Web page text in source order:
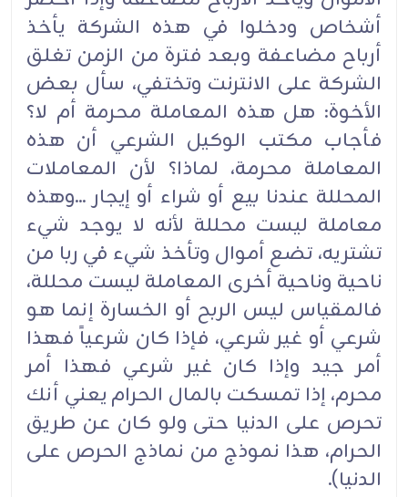
أشخاص ودخلوا في هذه الشركة يأخذ
أرباح مضاعفة وبعد فترة من الزمن تغلق
الشركة على الانترنت وتختفي، سأل بعض
الأخوة: هل هذه المعاملة محرمة أم لا؟
فأجاب مكتب الوكيل الشرعي أن هذه
المعاملة محرمة، لماذا؟ لأن المعاملات
المحللة عندنا بيع أو شراء أو إيجار ...وهذه
معاملة ليست محللة لأنه لا يوجد شيء
تشتريه، تضع أموال وتأخذ شيء في ربا من
ناحية وناحية أخرى المعاملة ليست محللة،
فالمقياس ليس الربح أو الخسارة إنما هو
شرعي أو غير شرعي، فإذا كان شرعياً فهذا
أمر جيد وإذا كان غير شرعي فهذا أمر
محرم، إذا تمسكت بالمال الحرام يعني أنك
تحرص على الدنيا حتى ولو كان عن طريق
الحرام، هذا نموذج من نماذج الحرص على
الدنيا).